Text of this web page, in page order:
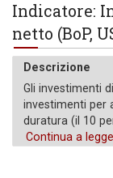
Indicatore:
netto (BoP,
Descrizione
Gli investimenti
investimenti per
duratura (il 10
voto) in
del
Continua a